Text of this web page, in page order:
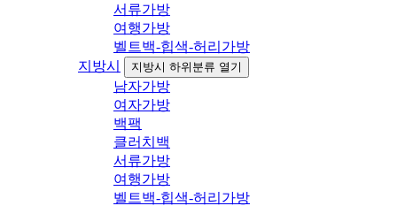
서류가방
여행가방
벨트백-힙색-허리가방
지방시
지방시 하위분류 열기
남자가방
여자가방
백팩
클러치백
서류가방
여행가방
벨트백-힙색-허리가방